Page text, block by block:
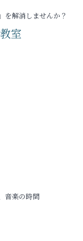
を解消しませんか？
室
音楽の時間